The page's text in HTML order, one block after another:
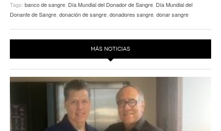
Tags: banco de sangre, Día Mundial del Donador de Sangre, Día Mundial del
Donante de Sangre, donación de sangre, donadores sangre, donar sangre
MÁS NOTICIAS